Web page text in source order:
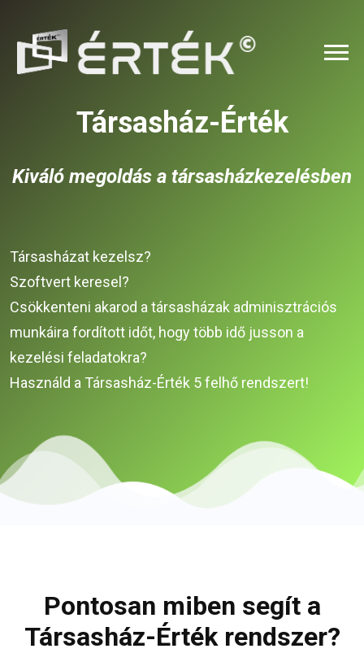
Társasház-Érték
Kiváló megoldás a társasházkezelésben
Társasházat kezelsz?
Szoftvert keresel?
Csökkenteni akarod a társasházak adminisztrációs
munkáira fordított időt, hogy több idő jusson a
kezelési feladatokra?
Használd a Társasház-Érték 5 felhő rendszert!
Pontosan miben segít a
Társasház-Érték rendszer?